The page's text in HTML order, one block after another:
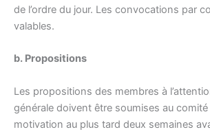
de l’ordre du jour. Les convocations par
valables.
b. Propositions
Les propositions des membres à
générale doivent être soumises au
motivation au plus tard deux semaines